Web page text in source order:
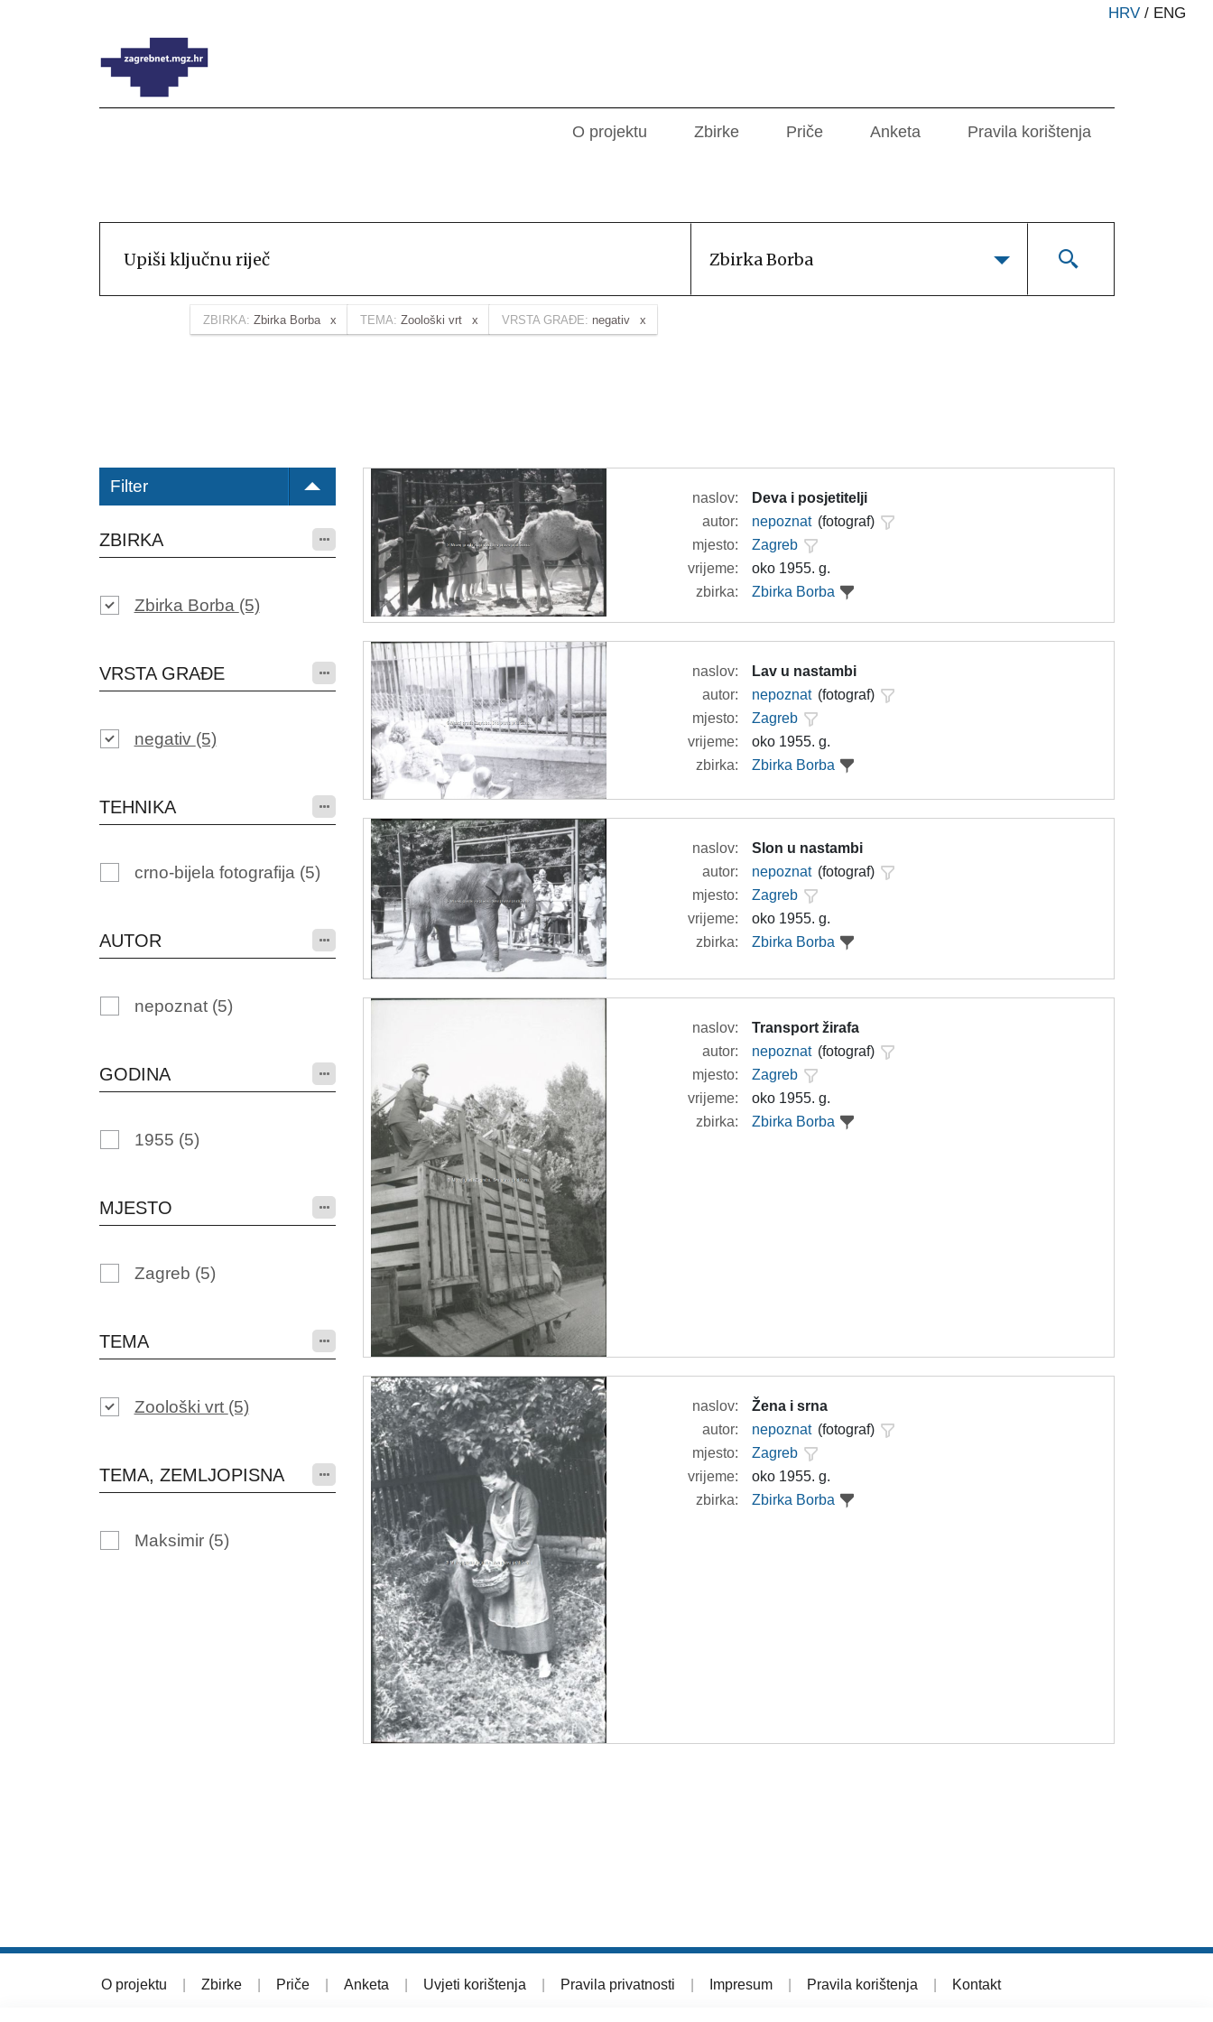
HRV / ENG
O projektu Zbirke Priče Anketa Pravila korištenja
Zbirka Borba
ZBIRKA: Zbirka Borba TEMA: Zoološki vrt VRSTA GRAĐE: negativ
Filter
ZBIRKA
Zbirka Borba (5)
VRSTA GRAĐE
negativ (5)
TEHNIKA
crno-bijela fotografija (5)
AUTOR
nepoznat (5)
GODINA
1955 (5)
MJESTO
Zagreb (5)
TEMA
Zoološki vrt (5)
TEMA, ZEMLJOPISNA
Maksimir (5)
naslov:
Deva i posjetitelji
autor:
nepoznat (fotograf)
mjesto:
Zagreb
vrijeme:
oko 1955. g.
zbirka:
Zbirka Borba
naslov:
Lav u nastambi
autor:
nepoznat (fotograf)
mjesto:
Zagreb
vrijeme:
oko 1955. g.
zbirka:
Zbirka Borba
naslov:
Slon u nastambi
autor:
nepoznat (fotograf)
mjesto:
Zagreb
vrijeme:
oko 1955. g.
zbirka:
Zbirka Borba
naslov:
Transport žirafa
autor:
nepoznat (fotograf)
mjesto:
Zagreb
vrijeme:
oko 1955. g.
zbirka:
Zbirka Borba
naslov:
Žena i srna
autor:
nepoznat (fotograf)
mjesto:
Zagreb
vrijeme:
oko 1955. g.
zbirka:
Zbirka Borba
O projektu Zbirke Priče Anketa Uvjeti korištenja Pravila privatnosti Impresum Pravila korištenja Kontakt